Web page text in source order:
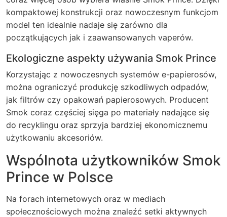
kompaktowej konstrukcji oraz nowoczesnym funkcjom
model ten idealnie nadaje się zarówno dla
początkujących jak i zaawansowanych vaperów.
Ekologiczne aspekty używania Smok Prince
Korzystając z nowoczesnych systemów e-papierosów,
można ograniczyć produkcję szkodliwych odpadów,
jak filtrów czy opakowań papierosowych. Producent
Smok coraz częściej sięga po materiały nadające się
do recyklingu oraz sprzyja bardziej ekonomicznemu
użytkowaniu akcesoriów.
Wspólnota użytkowników Smok
Prince w Polsce
Na forach internetowych oraz w mediach
społecznościowych można znaleźć setki aktywnych